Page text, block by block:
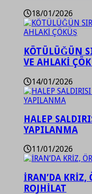
18/01/2026
KÖTÜLÜĞÜN
VE AHLAKİ
14/01/2026
HALEP
YAPILANMA
11/01/2026
İRAN’DA KRİZ,
ROJHİLAT